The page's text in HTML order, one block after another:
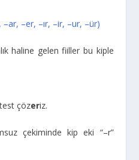
–ar, –er, –ır, –ir, –ur, –ür)
haline gelen fiiller bu kiple
çözeriz.
çekiminde kip eki “–r”